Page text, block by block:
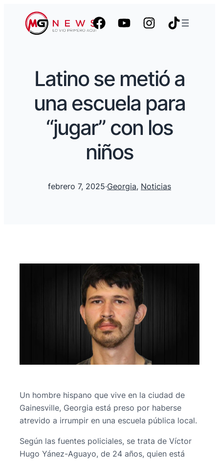
Latino se metió a
una escuela para
“jugar” con los
niños
febrero 7, 2025·Georgia, Noticias
Un hombre hispano que vive en la ciudad de
Gainesville, Georgia está preso por haberse
atrevido a irrumpir en una escuela pública local.
Según las fuentes policiales, se trata de Víctor
Hugo Yánez-Aguayo, de 24 años, quien está